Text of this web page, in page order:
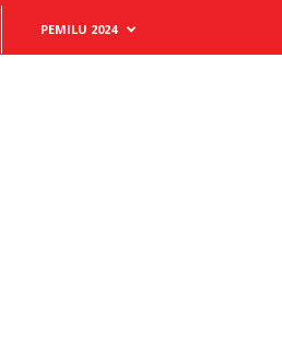
PEMILU 2024